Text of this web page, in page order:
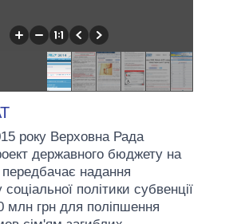
року Верховна Рада
державного бюджету на
надання
соціальної політики субвенції
млн грн для поліпшення